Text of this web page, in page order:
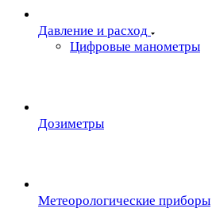
Давление и расход
Цифровые манометры
Дозиметры
Метеорологические приборы